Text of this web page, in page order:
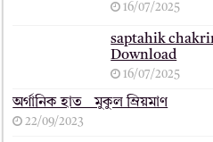
16/07/2025
saptahik
Download
16/07/2025
অর্গানিক হাত _ মুকুল ম্রিয়মাণ
22/09/2023